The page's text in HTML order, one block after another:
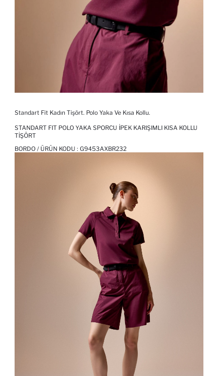
Standart Fit Kadın Tişört. Polo Yaka Ve Kısa Kollu.
STANDART FIT POLO YAKA SPORCU İPEK KARIŞIMLI KISA KOLLU
TIŞÖRT
BORDO / ÜRÜN KODU : G9453AXBR232